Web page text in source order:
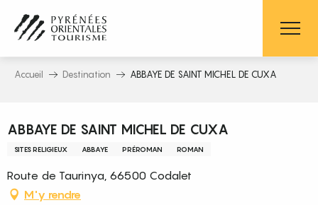
contenu
principal
Accueil Destination ABBAYE DE SAINT MICHEL DE CUXA
ABBAYE DE SAINT MICHEL DE CUXA
SITES RELIGIEUX ABBAYE PRÉROMAN ROMAN
Route de Taurinya, 66500 Codalet
M'y rendre